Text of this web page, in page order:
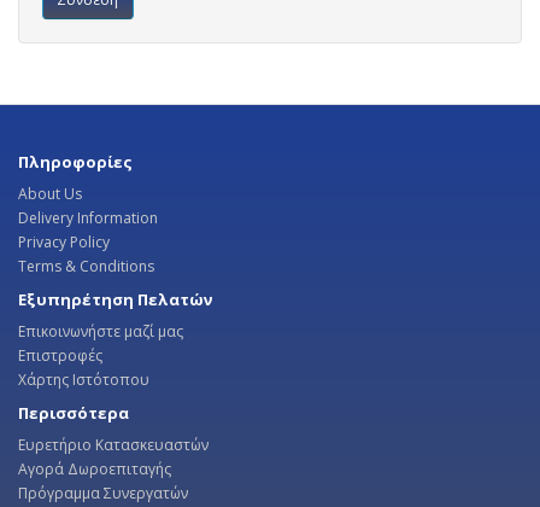
Πληροφορίες
About Us
Delivery Information
Privacy Policy
Terms & Conditions
Εξυπηρέτηση Πελατών
Επικοινωνήστε μαζί μας
Επιστροφές
Χάρτης Ιστότοπου
Περισσότερα
Ευρετήριο Κατασκευαστών
Αγορά Δωροεπιταγής
Πρόγραμμα Συνεργατών